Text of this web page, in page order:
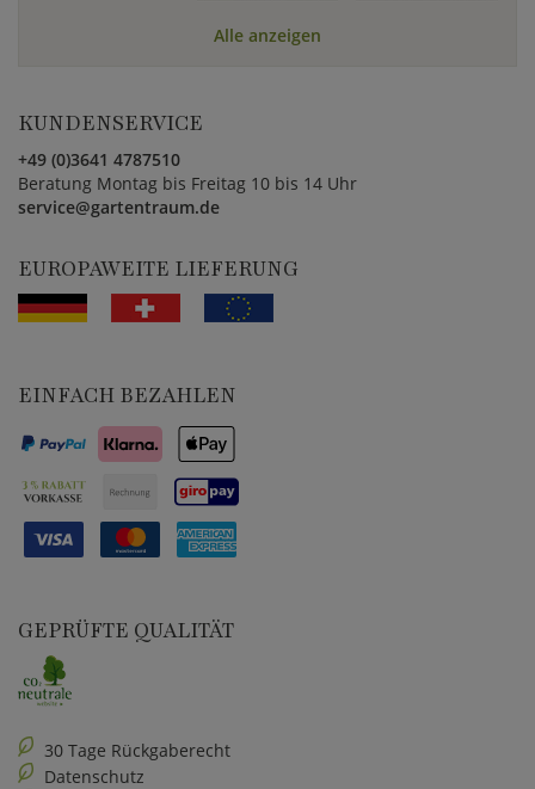
Alle anzeigen
KUNDENSERVICE
+49 (0)3641 4787510
Beratung Montag bis Freitag 10 bis 14 Uhr
service@gartentraum.de
EUROPAWEITE LIEFERUNG
EINFACH BEZAHLEN
GEPRÜFTE QUALITÄT
30 Tage Rückgaberecht
Datenschutz